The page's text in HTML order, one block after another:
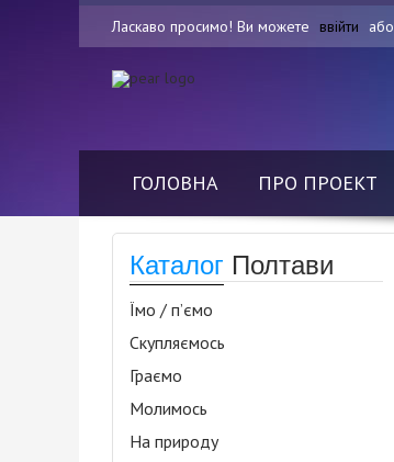
Ласкаво просимо! Ви можете ввійти або
ГОЛОВНА ПРО ПРОЕКТ
Каталог Полтави
Їмо / п’ємо
Скупляємось
Граємо
Молимось
На природу